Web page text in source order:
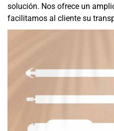
solución. Nos ofrece un
facilitamos al cliente su